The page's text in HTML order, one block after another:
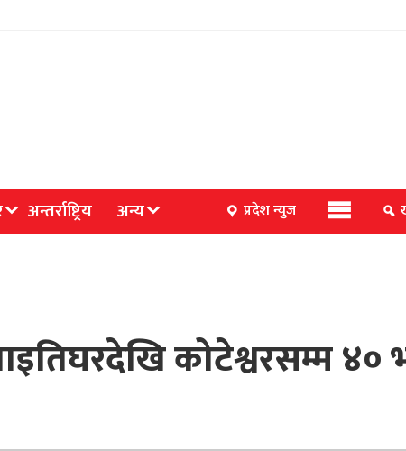
अन्तर्राष्ट्रिय अन्य प्रदेश न्युज
कोटेश्वरसम्म ४०